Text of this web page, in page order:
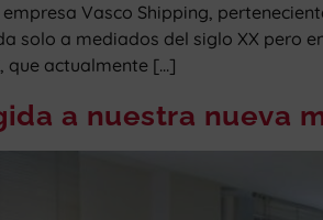
empresa Vasco Shipping,
solo a mediados del siglo XX pero
que actualmente […]
a nuestra nueva